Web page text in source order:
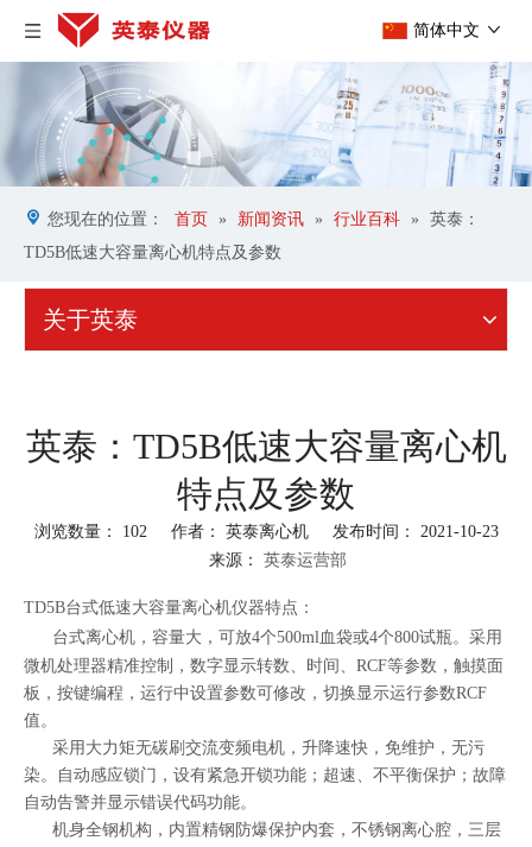
简体中文
您现在的位置： 首页 » 新闻资讯 » 行业百科 »
英泰：
TD5B低速大容量离心机特点及参数
关于英泰
英泰：TD5B低速大容量离心机
特点及参数
浏览数量： 102作者： 英泰离心机 发布时间： 2021-10-23
来源： 英泰运营部
["facebook","twitter","line","wechat","linkedin","pinterest","whatsapp"]
TD5B台式低速大容量离心机仪器特点：
台式离心机 ，容量大，可放4个500ml血袋或4个800试瓶。采用
微机处理器精准控制，数字显示转数、时间、RCF等参数，触摸面
板，按键编程，运行中设置参数可修改，切换显示运行参数RCF
值。
采用大力矩无碳刷交流变频电机，升降速快，免维护，无污
染。自动感应锁门，设有紧急开锁功能；超速、不平衡保护；故障
自动告警并显示错误代码功能。
机身全钢机构，内置精钢防爆保护内套，不锈钢离心腔，三层